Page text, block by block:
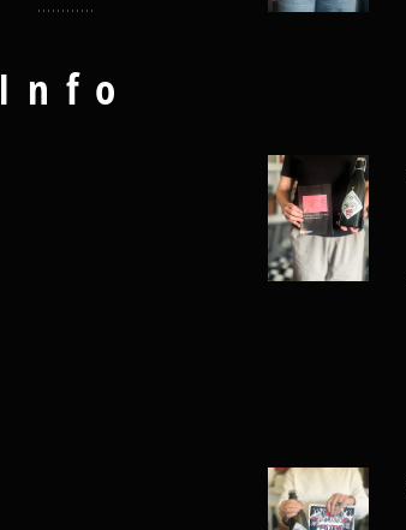
Info